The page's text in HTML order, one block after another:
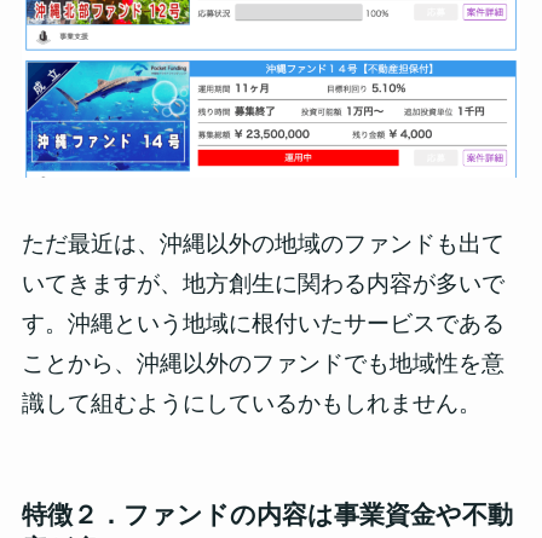
ただ最近は、沖縄以外の地域のファンドも出て
いてきますが、地方創生に関わる内容が多いで
す。沖縄という地域に根付いたサービスである
ことから、沖縄以外のファンドでも地域性を意
識して組むようにしているかもしれません。
特徴２．ファンドの内容は事業資金や不動